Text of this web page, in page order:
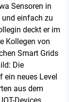
Sensoren in
und einfach zu
deckt er im
Kollegen von
Smart Grids
Die
neues Level
aus dem